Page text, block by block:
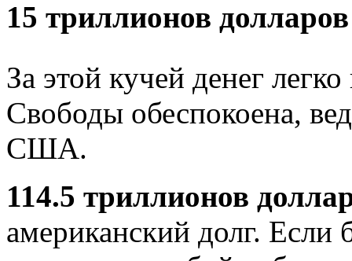
15 триллионов долларов
За этой кучей денег
Свободы обеспокоена,
США.
114.5 триллионов
американский долг. Если